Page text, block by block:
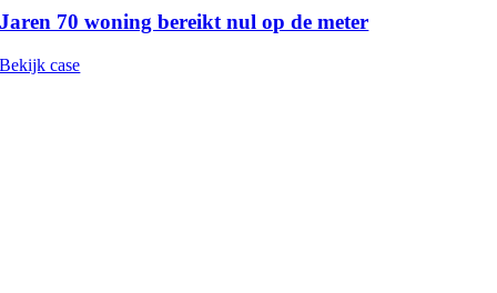
Jaren 70 woning bereikt nul op de meter
Bekijk case